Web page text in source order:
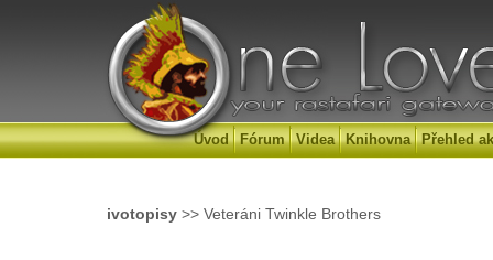
Úvod Fórum Videa Knihovna Přehled
ivotopisy >> Veteráni Twinkle Brothers